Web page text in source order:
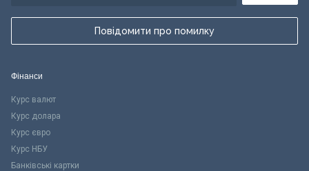
Повідомити про помилку
Фінанси
Курс валют
Курс долара
Курс євро
Курс НБУ
Банківські картки